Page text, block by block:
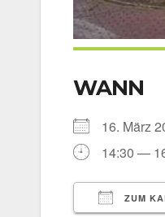
WANN
16. März
14:30 —
ZUM